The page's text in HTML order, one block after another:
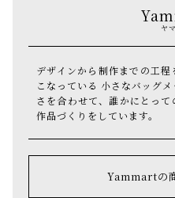
ヤ
デザインから制作までの工
こなっている 小さなバッグ
さを合わせて、誰かにとっ
作品づくりをしています。
Yammartの